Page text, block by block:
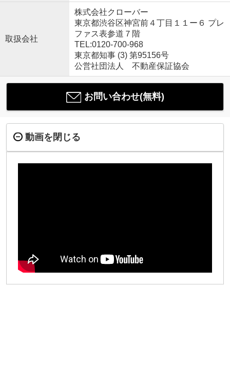
取扱会社
株式会社クローバー
東京都渋谷区神宮前４丁目１１ー６ プレ
ファス表参道７階
TEL:0120-700-968
東京都知事 (3) 第95156号
公営社団法人 不動産保証協会
お問い合わせ(無料)
動画を閉じる